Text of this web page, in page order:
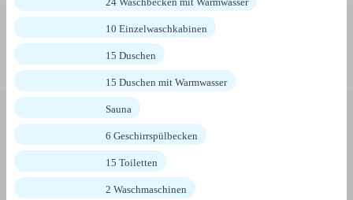
10 Einzelwaschkabinen
15 Duschen
15 Duschen mit Warmwasser
Sauna
6 Geschirrspülbecken
15 Toiletten
2 Waschmaschinen